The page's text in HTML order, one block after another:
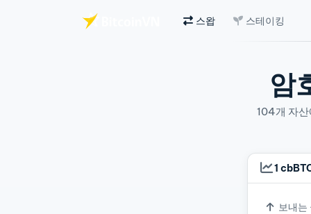
스왑 스테이킹
암
104개 자산
환율
1
보내는